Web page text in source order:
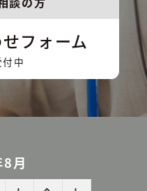
フォーム
中
月